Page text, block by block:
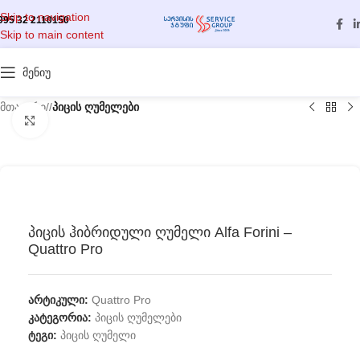
Skip to navigation
Skip to main content
32 2110150
მენიუ
მთავარი/ პიცის ღუმელები
პიცის ჰიბრიდული ღუმელი Alfa Forini –
Quattro Pro
არტიკული: Quattro Pro
კატეგორია: პიცის ღუმელები
ტეგი: პიცის ღუმელი